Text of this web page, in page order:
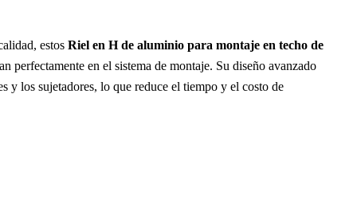
estos Riel en H de aluminio para montaje en techo de
perfectamente en el sistema de montaje. Su diseño avanzado
y los sujetadores, lo que reduce el tiempo y el costo de